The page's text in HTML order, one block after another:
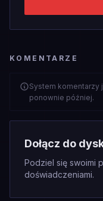
KOMENTARZE
System komentarzy
ponownie później.
Dołącz do
Podziel się swoimi
doświadczeniami.